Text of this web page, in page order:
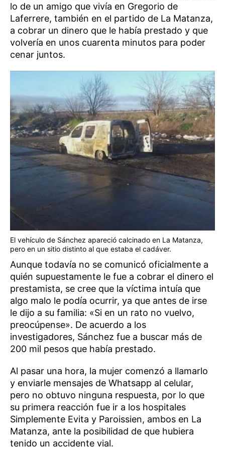
lo de un amigo que vivía en Gregorio de
Laferrere, también en el partido de La Matanza,
a cobrar un dinero que le había prestado y que
volvería en unos cuarenta minutos para poder
cenar juntos.
El vehículo de Sánchez apareció calcinado en La Matanza,
pero en un sitio distinto al que estaba el cadáver.
Aunque todavía no se comunicó oficialmente a
quién supuestamente le fue a cobrar el dinero el
prestamista, se cree que la víctima intuía que
algo malo le podía ocurrir, ya que antes de irse
le dijo a su familia: «Si en un rato no vuelvo,
preocúpense». De acuerdo a los
investigadores, Sánchez fue a buscar más de
200 mil pesos que había prestado.
Al pasar una hora, la mujer comenzó a llamarlo
y enviarle mensajes de Whatsapp al celular,
pero no obtuvo ninguna respuesta, por lo que
su primera reacción fue ir a los hospitales
Simplemente Evita y Paroissien, ambos en La
Matanza, ante la posibilidad de que hubiera
tenido un accidente vial.